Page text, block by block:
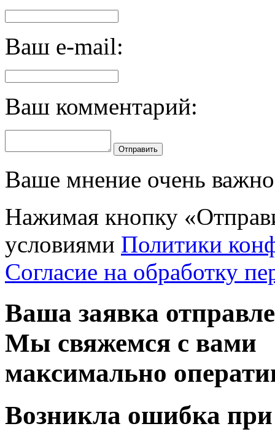
Ваш e-mail:
Ваш комментарий:
Отправить
Ваше мнение очень
Нажимая кнопку
условиями Политики
Согласие на обработку
Ваша заявка
Мы свяжемся с вами
максимально
Возникла ошибка при